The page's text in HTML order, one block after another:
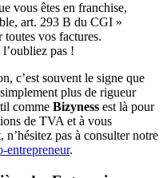
vous êtes en franchise,
art. 293 B du CGI »
vos factures.
pas !
c’est souvent le signe que
plus de rigueur
comme Bizyness est là pour
de TVA et à vous
pas à consulter notre
entrepreneur.